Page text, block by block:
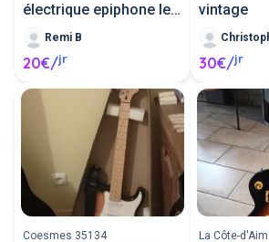
électrique epiphone les
paulRemi B
20€/jr
vintage
30€/jr
Coesmes 35134 La Côte-